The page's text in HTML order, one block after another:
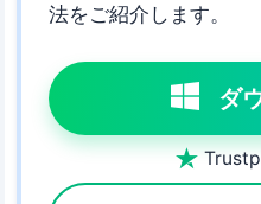
法をご紹介します。
ダ
